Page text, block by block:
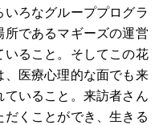
ろなグループプログラ
所であるマギーズの運営
ること。そしてこの花
医療心理的な面でも来
いること。来訪者さん
くことができ、生きる